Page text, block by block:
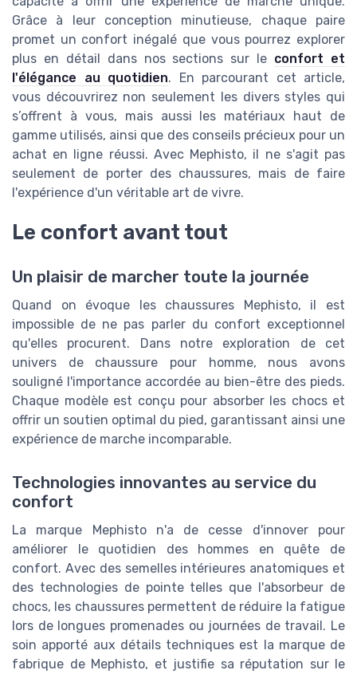
Grâce à leur conception minutieuse, chaque paire
promet un confort inégalé que vous pourrez explorer
plus en détail dans nos sections sur le confort et
l'élégance au quotidien. En parcourant cet article,
vous découvrirez non seulement les divers styles qui
s’offrent à vous, mais aussi les matériaux haut de
gamme utilisés, ainsi que des conseils précieux pour un
achat en ligne réussi. Avec Mephisto, il ne s'agit pas
seulement de porter des chaussures, mais de faire
l'expérience d'un véritable art de vivre.
Le confort avant tout
Un plaisir de marcher toute la journée
Quand on évoque les chaussures Mephisto, il est
impossible de ne pas parler du confort exceptionnel
qu'elles procurent. Dans notre exploration de cet
univers de chaussure pour homme, nous avons
souligné l'importance accordée au bien-être des pieds.
Chaque modèle est conçu pour absorber les chocs et
offrir un soutien optimal du pied, garantissant ainsi une
expérience de marche incomparable.
Technologies innovantes au service du
confort
La marque Mephisto n'a de cesse d'innover pour
améliorer le quotidien des hommes en quête de
confort. Avec des semelles intérieures anatomiques et
des technologies de pointe telles que l'absorbeur de
chocs, les chaussures permettent de réduire la fatigue
lors de longues promenades ou journées de travail. Le
soin apporté aux détails techniques est la marque de
fabrique de Mephisto, et justifie sa réputation sur le